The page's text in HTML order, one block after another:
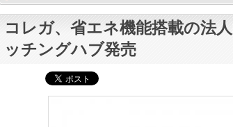
コレガ、省エネ機能搭載の法
ッチングハブ発売